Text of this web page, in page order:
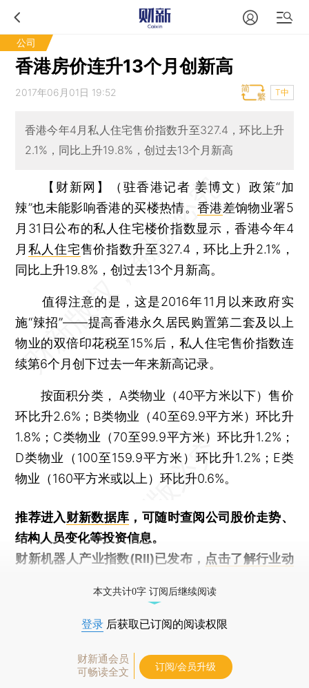
公司
香港房价连升13个月创新高
2017年06月01日 19:52 T中
香港今年4月私人住宅售价指数升至327.4，环比上升
2.1%，同比上升19.8%，创过去13个月新高
【财新网】（驻香港记者 姜博文）政策“加
辣”也未能影响香港的买楼热情。 香港差饷物业署5
月31日公布的私人住宅楼价指数显示，香港今年4
月私人住宅售价指数升至327.4，环比上升2.1%，
同比上升19.8%，创过去13个月新高。
值得注意的是，这是2016年11月以来政府实
施“辣招”——提高香港永久居民购置第二套及以上
物业的双倍印花税至15%后，私人住宅售价指数连
续第6个月创下过去一年来新高记录。
按面积分类， A类物业（40平方米以下）售价
环比升2.6%；B类物业（40至69.9平方米）环比升
1.8%；C类物业（70至99.9平方米）环比升1.2%；
D类物业（100至159.9平方米）环比升1.2%；E类
物业（160平方米或以上）环比升0.6%。
推荐进入财新数据库 ，可随时查阅公司股价走势、
结构人员变化等投资信息。
财新机器人产业指数(RII)已发布， 点击了解行业动
本文共计0字 订阅后继续阅读
登录 后获取已订阅的阅读权限
财新通会员
可畅读全文
订阅/会员升级